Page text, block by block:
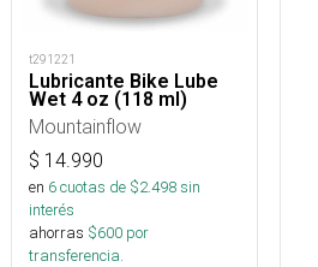
t291221
Lubricante Bike Lube
Wet 4 oz (118 ml)
Mountainflow
$ 14.990
en 6cuotas de $2.498sin
interés
ahorras $600 por
transferencia.